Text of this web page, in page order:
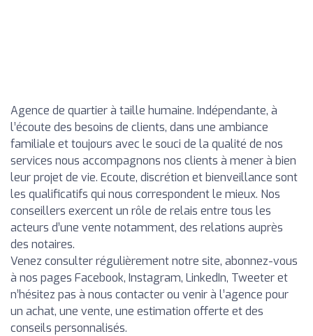
Agence de quartier à taille humaine. Indépendante, à
l’écoute des besoins de clients, dans une ambiance
familiale et toujours avec le souci de la qualité de nos
services nous accompagnons nos clients à mener à bien
leur projet de vie. Ecoute, discrétion et bienveillance sont
les qualificatifs qui nous correspondent le mieux. Nos
conseillers exercent un rôle de relais entre tous les
acteurs d’une vente notamment, des relations auprès
des notaires.
Venez consulter régulièrement notre site, abonnez-vous
à nos pages Facebook, Instagram, LinkedIn, Tweeter et
n’hésitez pas à nous contacter ou venir à l’agence pour
un achat, une vente, une estimation offerte et des
conseils personnalisés.